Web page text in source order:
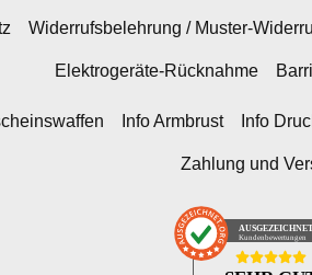
Widerrufsbelehrung / Muster-
Elektrogeräte-Rücknahme
Info Armbrust Info
Zahlung und
Kundenbewertungen